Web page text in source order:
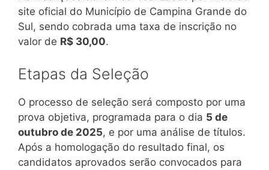
site oficial do Município de Campina Grande do
Sul, sendo cobrada uma taxa de inscrição no
valor de R$ 30,00.
Etapas da Seleção
O processo de seleção será composto por uma
prova objetiva, programada para o dia 5 de
outubro de 2025, e por uma análise de títulos.
Após a homologação do resultado final, os
candidatos aprovados serão convocados para